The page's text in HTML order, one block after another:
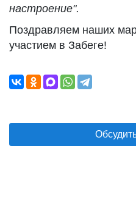
настроение".
Поздравляем наших
участием в Забеге!